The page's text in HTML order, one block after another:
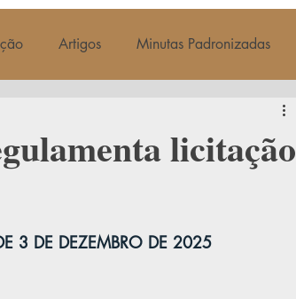
Artigos Minutas Padronizadas
licitação
3 DE DEZEMBRO DE 2025